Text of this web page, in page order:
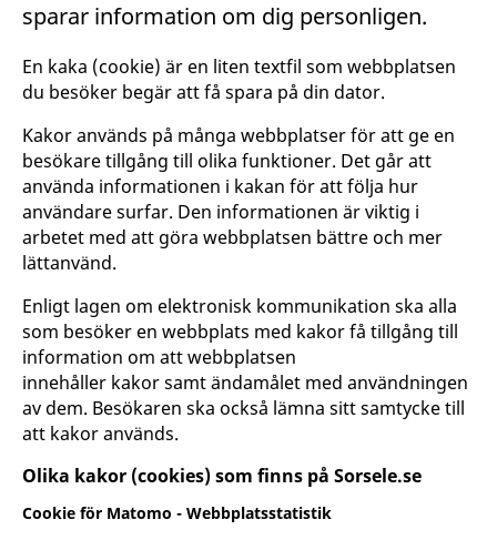
sparar information om dig personligen.
En kaka (cookie) är en liten textfil som webbplatsen
du besöker begär att få spara på din dator.
Kakor används på många webbplatser för att ge en
besökare tillgång till olika funktioner. Det går att
använda informationen i kakan för att följa hur
användare surfar. Den informationen är viktig i
arbetet med att göra webbplatsen bättre och mer
lättanvänd.
Enligt lagen om elektronisk kommunikation ska alla
som besöker en webbplats med kakor få tillgång till
information om att webbplatsen
innehåller kakor samt ändamålet med användningen
av dem. Besökaren ska också lämna sitt samtycke till
att kakor används.
Olika kakor (cookies) som finns på Sorsele.se
Cookie för Matomo - Webbplatsstatistik